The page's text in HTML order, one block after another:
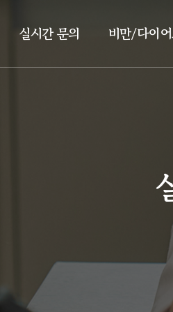
실시간 문의 비만/다이